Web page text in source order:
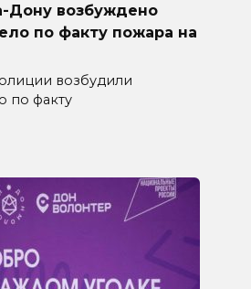
Дону возбуждено
по факту пожара на
возбудили
по факту